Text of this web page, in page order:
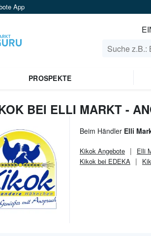
App
PROSPEKTE
BEI ELLI MARKT -
Beim Händler Elli
Kikok Angebote Elli
Kikok bei EDEKA